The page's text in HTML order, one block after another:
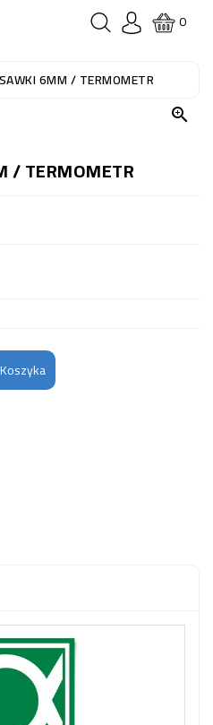
0
6MM / TERMOMETR

/ TERMOMETR